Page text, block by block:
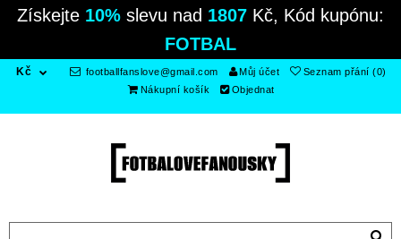
Získejte 10% slevu nad 1807 Kč, Kód kupónu:
FOTBAL
Kč footballfanslove@gmail.com Můj účet
Seznam přání (0)
Nákupní košík
Objednat